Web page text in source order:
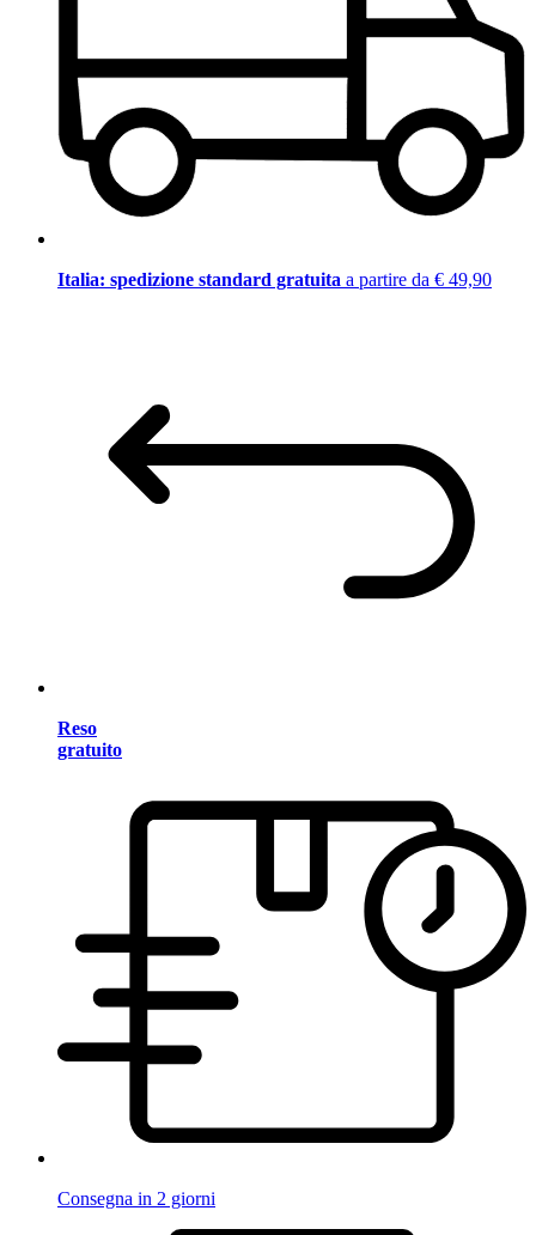
Italia: spedizione standard gratuita a partire da € 49,90
Reso
gratuito
Consegna in 2 giorni